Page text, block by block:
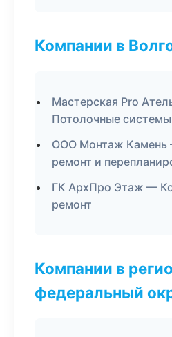
Компании в
Мастерская Pro
Потолочные системы
ООО Монтаж Камень
ремонт и
ГК АрхПро Этаж —
ремонт
Компании в
федеральный